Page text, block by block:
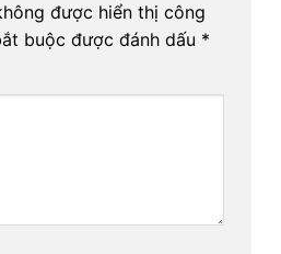
được hiển thị công
buộc được đánh dấu *